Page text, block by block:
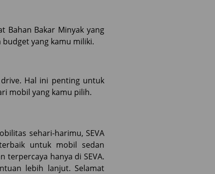
Bahan Bakar Minyak yang
yang kamu miliki.
Hal ini penting untuk
mobil yang kamu pilih.
sehari-harimu, SEVA
untuk mobil sedan
terpercaya hanya di SEVA.
lebih lanjut. Selamat